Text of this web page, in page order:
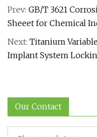
Prev: GB/T 3621
Sheeet for Chemical
Next: Titanium
Implant System
Our Contact